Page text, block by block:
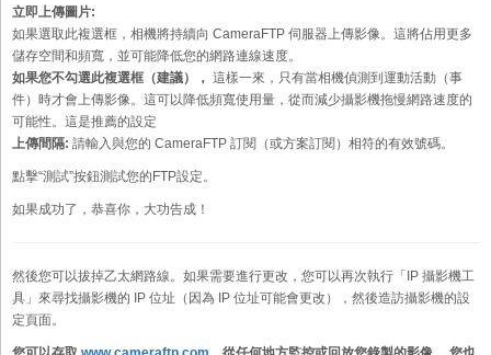
立即上傳圖片:
如果選取此複選框，相機將持續向 CameraFTP 伺服器上傳影像。這將佔用更多
儲存空間和頻寬，並可能降低您的網路連線速度。
如果您不勾選此複選框（建議）， 這樣一來，只有當相機偵測到運動活動（事
件）時才會上傳影像。這可以降低頻寬使用量，從而減少攝影機拖慢網路速度的
可能性。這是推薦的設定
上傳間隔: 請輸入與您的 CameraFTP 訂閱（或方案訂閱）相符的有效號碼。
點擊“測試”按鈕測試您的FTP設定。
如果成功了，恭喜你，大功告成！
然後您可以拔掉乙太網路線。如果需要進行更改，您可以再次執行「IP 攝影機工
具」來尋找攝影機的 IP 位址（因為 IP 位址可能會更改），然後造訪攝影機的設
定頁面。